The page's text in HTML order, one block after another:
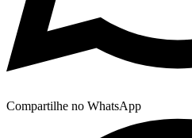
Compartilhe no WhatsApp